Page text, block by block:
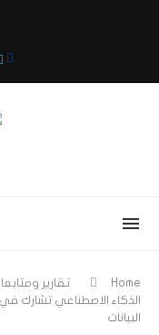
دبلوم: صحافة
Home تقارير
الذكاء الاصطناعي تشارك
البيانات